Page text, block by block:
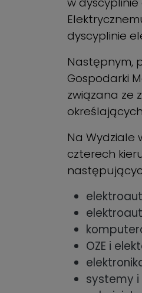
dyscyplinie
Następnym,
Gospodarki
związana ze
Na Wydziale
czterech
OZE i
systemy